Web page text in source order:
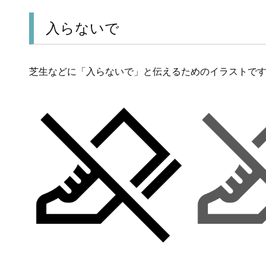
入らないで
芝生などに「入らないで」と伝えるためのイラストで